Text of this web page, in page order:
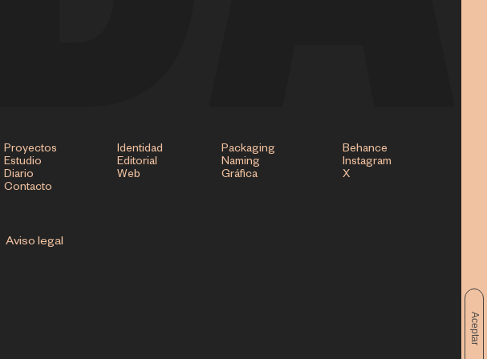
Aceptar
Proyectos
Estudio
Diario
Contacto
Identidad
Packaging
Editorial
Naming
Web
Gráfica
Behance
Instagram
X
Aviso legal